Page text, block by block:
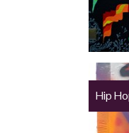
Hip